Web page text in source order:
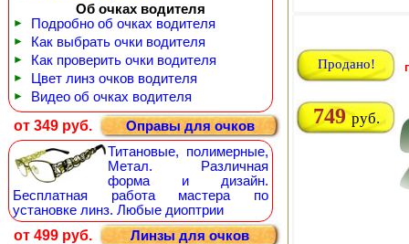
Об очках водителя
► Подробно об очках водителя
► Как выбрать очки водителя
► Как проверить очки водителя
► Цвет линз очков водителя
► Видео об очках водителя
от 349 руб.
Оправы для очков
Титановые, полимерные,
Метал. Различная
форма и дизайн.
Бесплатная работа мастера по
установке линз. Любые диоптрии
от 499 руб.
Линзы для очков
Продано!
749 руб.